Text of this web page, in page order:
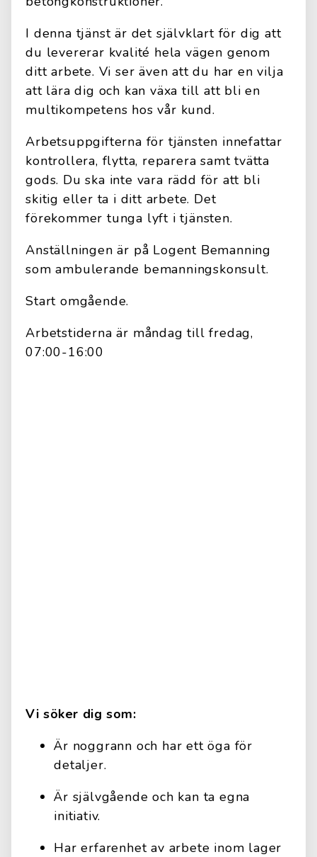
I denna tjänst är det självklart för dig att
du levererar kvalité hela vägen genom
ditt arbete. Vi ser även att du har en vilja
att lära dig och kan växa till att bli en
multikompetens hos vår kund.
Arbetsuppgifterna för tjänsten innefattar
kontrollera, flytta, reparera samt tvätta
gods. Du ska inte vara rädd för att bli
skitig eller ta i ditt arbete. Det
förekommer tunga lyft i tjänsten.
Anställningen är på Logent Bemanning
som ambulerande bemanningskonsult.
Start omgående.
Arbetstiderna är måndag till fredag,
07:00-16:00
Vi söker dig som:
Är noggrann och har ett öga för
detaljer.
Är självgående och kan ta egna
initiativ.
Har erfarenhet av arbete inom lager